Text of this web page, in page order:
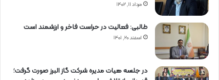
مرداد ۱۱, ۱۴۰۲
طالبی: فعالیت در حراست فاخر و ارزشمند است
اسفند ۲۰, ۱۴۰۱
در جلسه هیات مدیره شرکت گاز البرز صورت گرفت؛